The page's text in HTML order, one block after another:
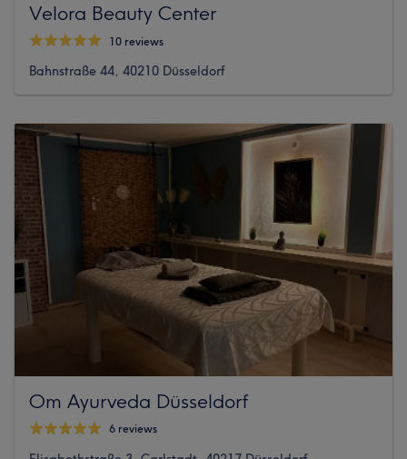
Velora Beauty Center
10 reviews
Bahnstraße 44, 40210 Düsseldorf
Om Ayurveda Düsseldorf
6 reviews